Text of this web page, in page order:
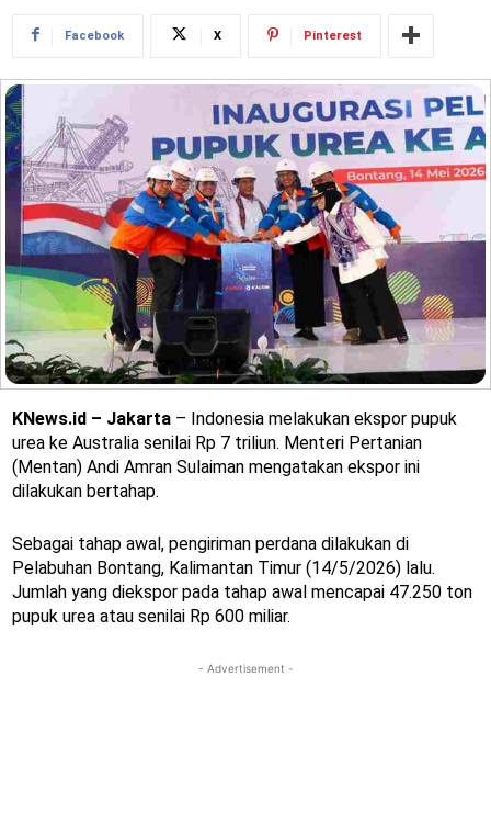
Facebook X Pinterest
KNews.id – Jakarta – Indonesia melakukan ekspor pupuk
urea ke Australia senilai Rp 7 triliun. Menteri Pertanian
(Mentan) Andi Amran Sulaiman mengatakan ekspor ini
dilakukan bertahap.
Sebagai tahap awal, pengiriman perdana dilakukan di
Pelabuhan Bontang, Kalimantan Timur (14/5/2026) lalu.
Jumlah yang diekspor pada tahap awal mencapai 47.250 ton
pupuk urea atau senilai Rp 600 miliar.
- Advertisement -